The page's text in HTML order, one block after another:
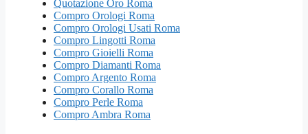
Quotazione Oro Roma
Compro Orologi Roma
Compro Orologi Usati Roma
Compro Lingotti Roma
Compro Gioielli Roma
Compro Diamanti Roma
Compro Argento Roma
Compro Corallo Roma
Compro Perle Roma
Compro Ambra Roma